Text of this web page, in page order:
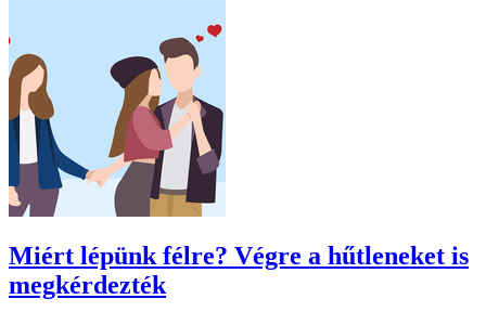
Miért lépünk félre? Végre a hűtleneket is
megkérdezték